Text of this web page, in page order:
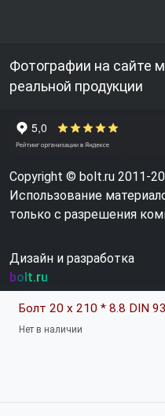
Нет в наличии
Фотографии на сайте
реальной продукции
Copyright © bolt.ru 2011-
Использование
только с разрешения
Дизайн и разработка
bolt.ru